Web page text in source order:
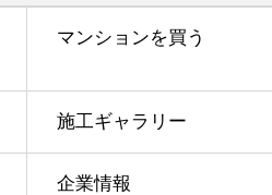
マンションを買う
施工ギャラリー
企業情報